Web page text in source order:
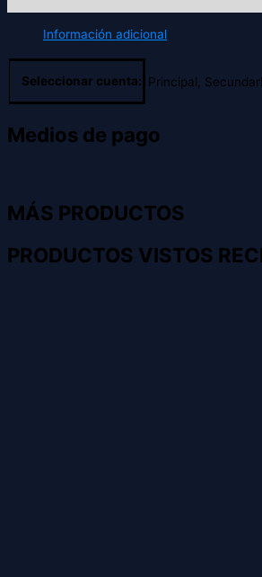
Información adicional
Seleccionar cuenta: Principal,
Medios de pago
MÁS PRODUCTOS
PRODUCTOS VISTOS